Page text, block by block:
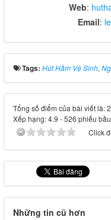
Web:
Email:
Tags: Hút Hầm Vệ Sinh,
Tổng số điểm của bài viết là:
Xếp hạng:4.9 -526 phiếu bầu
Click
Những tin cũ hơn